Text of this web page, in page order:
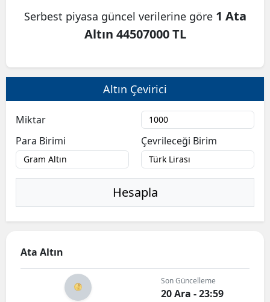
Serbest piyasa güncel verilerine göre 1 Ata
Altın 44507000 TL
Altın Çevirici
Miktar
Para Birimi
Çevrileceği Birim
Hesapla
Ata Altın
Son Güncelleme
20 Ara - 23:59